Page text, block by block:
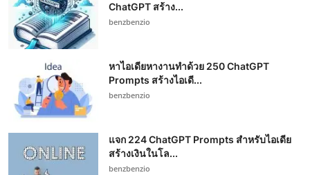
ChatGPT สร้าง...
benzbenzio
หาไอเดียหางานทำด้วย 250 ChatGPT
Prompts สร้างไอเดี...
benzbenzio
แจก 224 ChatGPT Prompts สำหรับไอเดีย
สร้างเงินในโล...
benzbenzio